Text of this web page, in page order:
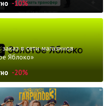
-10%
в сети магазинов
Яблоко»
-20%